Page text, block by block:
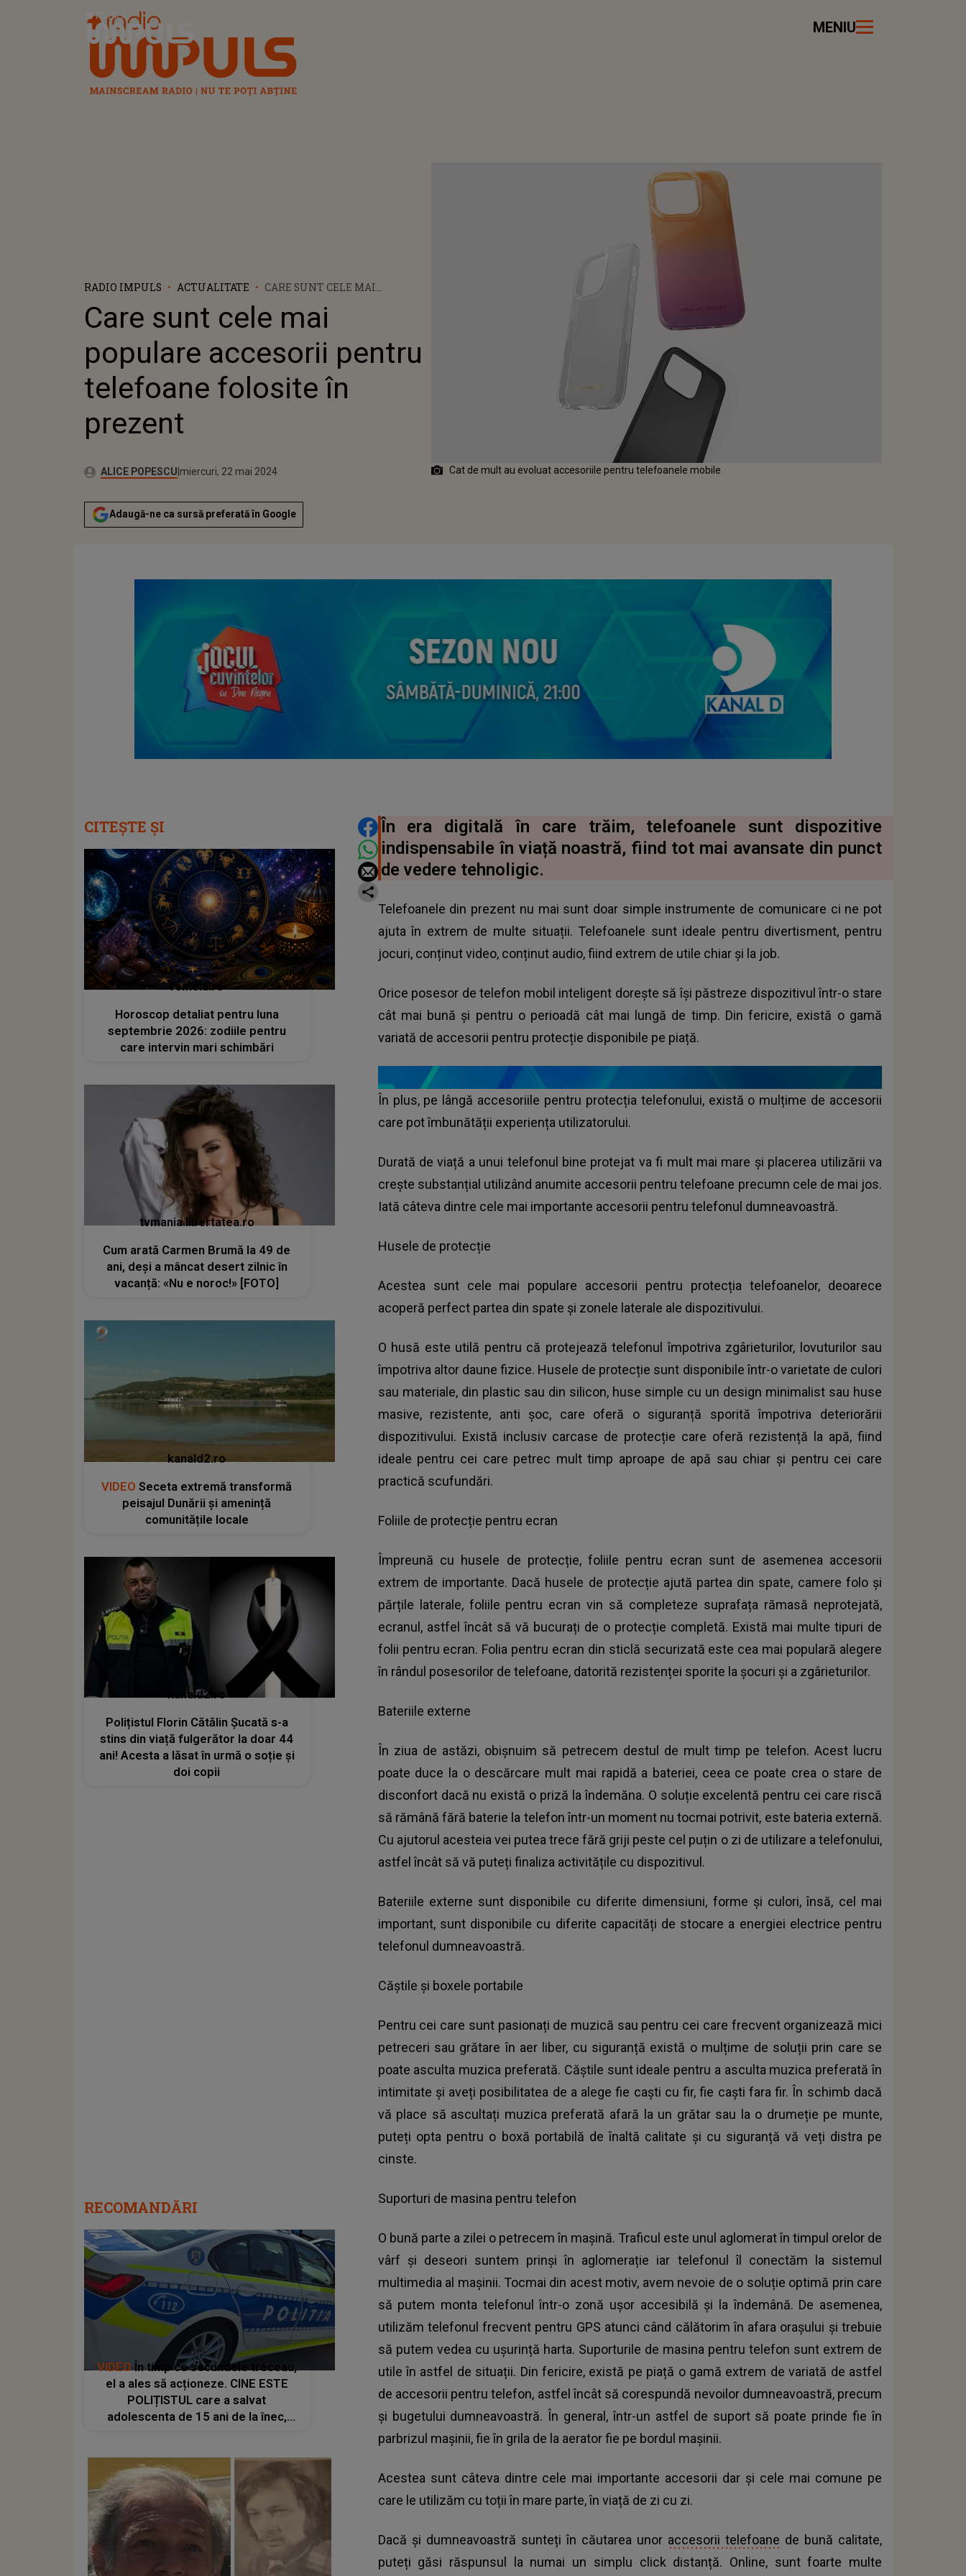
Radio Impuls MENIU
RADIO IMPULS ACTUALITATE
CARE SUNT CELE MAI
TELEFOANE FOLOSITE ÎN
PREZENT
Care sunt cele mai
populare accesorii pentru
telefoane folosite în
prezent
Autor:ALICE POPESCUPublicat:
luni, 22 mai 2023
Actualizat:
miercuri, 22 mai 2024
Adaugă-ne ca sursă preferată în Google
Cat de mult au evoluat accesoriile pentru telefoanele mobile
DISTRIBUIE ARTICOLUL
În era digitală în care trăim, telefoanele sunt dispozitive
indispensabile în viață noastră, fiind tot mai avansate din punct
de vedere tehnoligic.
Telefoanele din prezent nu mai sunt doar simple instrumente de comunicare ci ne pot
ajuta în extrem de multe situații. Telefoanele sunt ideale pentru divertisment, pentru
jocuri, conținut video, conținut audio, fiind extrem de utile chiar și la job.
Orice posesor de telefon mobil inteligent dorește să își păstreze dispozitivul într-o stare
cât mai bună și pentru o perioadă cât mai lungă de timp. Din fericire, există o gamă
variată de accesorii pentru protecție disponibile pe piață.
În plus, pe lângă accesoriile pentru protecția telefonului, există o mulțime de accesorii
care pot îmbunătății experiența utilizatorului.
Durată de viață a unui telefonul bine protejat va fi mult mai mare și placerea utilizării va
crește substanțial utilizând anumite accesorii pentru telefoane precumn cele de mai jos.
Iată câteva dintre cele mai importante accesorii pentru telefonul dumneavoastră.
Husele de protecție
Acestea sunt cele mai populare accesorii pentru protecția telefoanelor, deoarece
acoperă perfect partea din spate și zonele laterale ale dispozitivului.
O husă este utilă pentru că protejează telefonul împotriva zgârieturilor, lovuturilor sau
împotriva altor daune fizice. Husele de protecție sunt disponibile într-o varietate de culori
sau materiale, din plastic sau din silicon, huse simple cu un design minimalist sau huse
masive, rezistente, anti șoc, care oferă o siguranță sporită împotriva deteriorării
dispozitivului. Există inclusiv carcase de protecție care oferă rezistență la apă, fiind
ideale pentru cei care petrec mult timp aproape de apă sau chiar și pentru cei care
practică scufundări.
Foliile de protecție pentru ecran
Împreună cu husele de protecție, foliile pentru ecran sunt de asemenea accesorii
extrem de importante. Dacă husele de protecție ajută partea din spate, camere folo și
părțile laterale, foliile pentru ecran vin să completeze suprafața rămasă neprotejată,
ecranul, astfel încât să vă bucurați de o protecție completă. Există mai multe tipuri de
folii pentru ecran. Folia pentru ecran din sticlă securizată este cea mai populară alegere
în rândul posesorilor de telefoane, datorită rezistenței sporite la șocuri și a zgârieturilor.
Bateriile externe
În ziua de astăzi, obișnuim să petrecem destul de mult timp pe telefon. Acest lucru
poate duce la o descărcare mult mai rapidă a bateriei, ceea ce poate crea o stare de
disconfort dacă nu există o priză la îndemăna. O soluție excelentă pentru cei care riscă
să rămână fără baterie la telefon într-un moment nu tocmai potrivit, este bateria externă.
Cu ajutorul acesteia vei putea trece fără griji peste cel puțin o zi de utilizare a telefonului,
astfel încât să vă puteți finaliza activitățile cu dispozitivul.
Bateriile externe sunt disponibile cu diferite dimensiuni, forme și culori, însă, cel mai
important, sunt disponibile cu diferite capacități de stocare a energiei electrice pentru
telefonul dumneavoastră.
Căștile și boxele portabile
Pentru cei care sunt pasionați de muzică sau pentru cei care frecvent organizează mici
petreceri sau grătare în aer liber, cu siguranță există o mulțime de soluții prin care se
poate asculta muzica preferată. Căștile sunt ideale pentru a asculta muzica preferată în
intimitate și aveți posibilitatea de a alege fie caști cu fir, fie caști fara fir. În schimb dacă
vă place să ascultați muzica preferată afară la un grătar sau la o drumeție pe munte,
puteți opta pentru o boxă portabilă de înaltă calitate și cu siguranță vă veți distra pe
cinste.
Suporturi de masina pentru telefon
O bună parte a zilei o petrecem în mașină. Traficul este unul aglomerat în timpul orelor de
vârf și deseori suntem prinși în aglomerație iar telefonul îl conectăm la sistemul
multimedia al mașinii. Tocmai din acest motiv, avem nevoie de o soluție optimă prin care
să putem monta telefonul într-o zonă ușor accesibilă și la îndemână. De asemenea,
utilizăm telefonul frecvent pentru GPS atunci când călătorim în afara orașului și trebuie
să putem vedea cu ușurință harta. Suporturile de masina pentru telefon sunt extrem de
utile în astfel de situații. Din fericire, există pe piață o gamă extrem de variată de astfel
de accesorii pentru telefon, astfel încât să corespundă nevoilor dumneavoastră, precum
și bugetului dumneavoastră. În general, într-un astfel de suport să poate prinde fie în
parbrizul mașinii, fie în grila de la aerator fie pe bordul mașinii.
Acestea sunt câteva dintre cele mai importante accesorii dar și cele mai comune pe
care le utilizăm cu toții în mare parte, în viață de zi cu zi.
Dacă și dumneavoastră sunteți în căutarea unor accesorii telefoane de bună calitate,
puteți găsi răspunsul la numai un simplu click distanță. Online, sunt foarte multe
CITEȘTE ȘI
femeia.ro
Horoscop detaliat pentru luna
septembrie 2026: zodiile pentru
care intervin mari schimbări
tvmania.libertatea.ro
Cum arată Carmen Brumă la 49 de
ani, deși a mâncat desert zilnic în
vacanță: «Nu e noroc!» [FOTO]
kanald2.ro
VIDEO Seceta extremă transformă
peisajul Dunării și amenință
comunitățile locale
kanald2.ro
Polițistul Florin Cătălin Șucată s-a
stins din viață fulgerător la doar 44
ani! Acesta a lăsat în urmă o soție și
doi copii
RECOMANDĂRI
VIDEOÎn timp ce secundele treceau,
el a ales să acționeze. CINE ESTE
POLIȚISTUL care a salvat
adolescenta de 15 ani de la înec,
"A intervenit cu..."